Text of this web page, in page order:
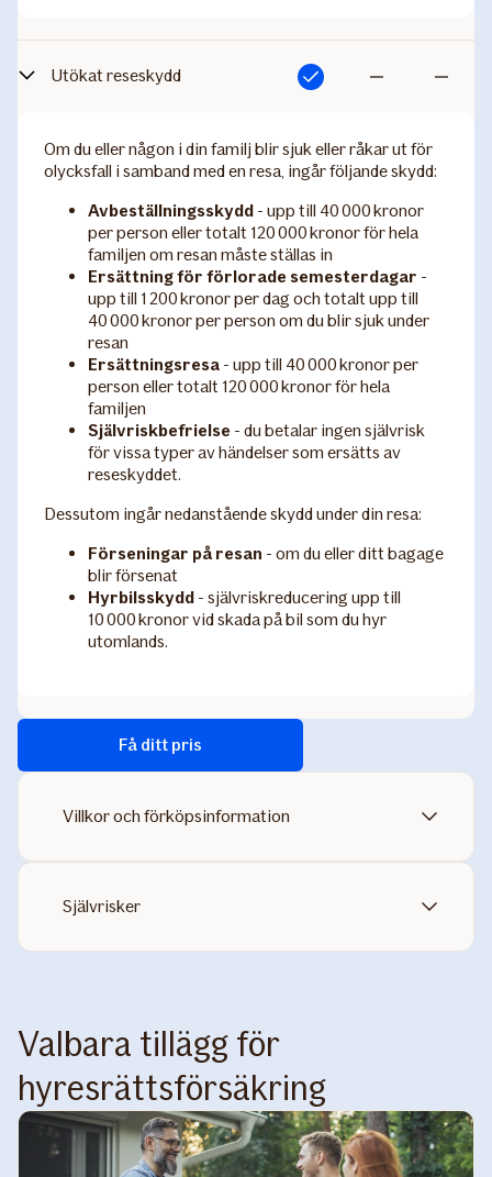
Utökat reseskydd
Ingår
Om du eller någon i din familj blir sjuk eller råkar ut för
olycksfall i samband med en resa, ingår följande skydd:
Avbeställningsskydd - upp till 40 000 kronor
per person eller totalt 120 000 kronor för hela
familjen om resan måste ställas in
Ersättning för förlorade semesterdagar -
upp till 1 200 kronor per dag och totalt upp till
40 000 kronor per person om du blir sjuk under
resan
Ersättningsresa - upp till 40 000 kronor per
person eller totalt 120 000 kronor för hela
familjen
Självriskbefrielse - du betalar ingen självrisk
för vissa typer av händelser som ersätts av
reseskyddet.
Dessutom ingår nedanstående skydd under din resa:
Förseningar på resan - om du eller ditt bagage
blir försenat
Hyrbilsskydd - självriskreducering upp till
10 000 kronor vid skada på bil som du hyr
utomlands.
Få ditt pris
Villkor och förköpsinformation
Självrisker
Valbara tillägg för
hyresrättsförsäkring